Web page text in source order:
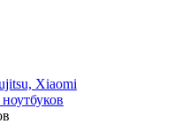
Xiaomi